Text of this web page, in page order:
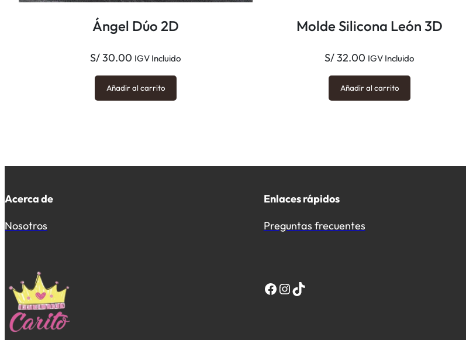
Ángel Dúo 2D
S/30.00 IGV Incluido
Añadir al carrito
Molde Silicona León 3D
S/32.00 IGV Incluido
Añadir al carrito
Acerca de
Nosotros
Enlaces rápidos
Preguntas frecuentes
Facebook InstagramTikTok